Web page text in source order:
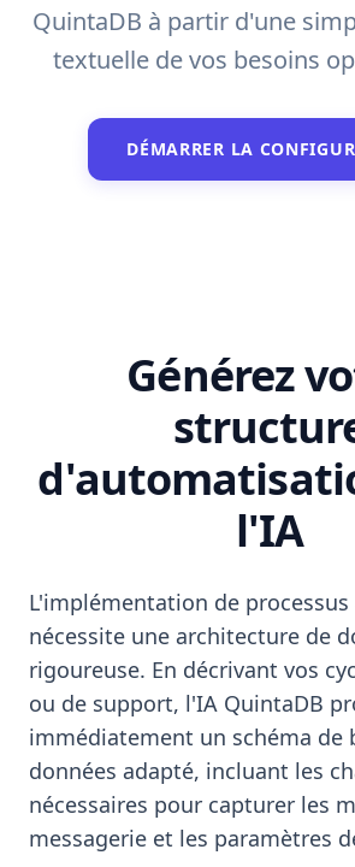
QuintaDB à partir d'une
textuelle de vos besoins
DÉMARRER LA
Générez
l'IA
L'implémentation de
nécessite une architecture de
rigoureuse. En décrivant vos
ou de support, l'IA QuintaDB
immédiatement un schéma de
données adapté, incluant les
nécessaires pour capturer les
messagerie et les paramètres